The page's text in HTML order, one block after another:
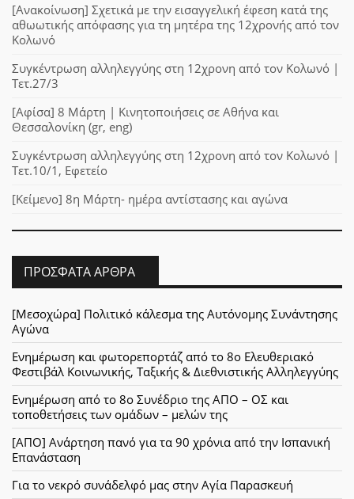
[Ανακοίνωση] Σχετικά με την εισαγγελική έφεση κατά της
αθωωτικής απόφασης για τη μητέρα της 12χρονής από τον
Κολωνό
Συγκέντρωση αλληλεγγύης στη 12χρονη από τον Κολωνό |
Τετ.27/3
[Αφίσα] 8 Μάρτη | Κινητοποιήσεις σε Αθήνα και
Θεσσαλονίκη (gr, eng)
Συγκέντρωση αλληλεγγύης στη 12χρονη από τον Κολωνό |
Τετ.10/1, Εφετείο
[Κείμενο] 8η Μάρτη- ημέρα αντίστασης και αγώνα
ΠΡΌΣΦΑΤΑ ΆΡΘΡΑ
[Μεσοχώρα] Πολιτικό κάλεσμα της Αυτόνομης Συνάντησης
Αγώνα
Ενημέρωση και φωτορεπορτάζ από το 8ο Ελευθεριακό
Φεστιβάλ Κοινωνικής, Ταξικής & Διεθνιστικής Αλληλεγγύης
Ενημέρωση από το 8ο Συνέδριο της ΑΠΟ – ΟΣ και
τοποθετήσεις των ομάδων – μελών της
[ΑΠΟ] Ανάρτηση πανό για τα 90 χρόνια από την Ισπανική
Επανάσταση
Για το νεκρό συνάδελφό μας στην Αγία Παρασκευή